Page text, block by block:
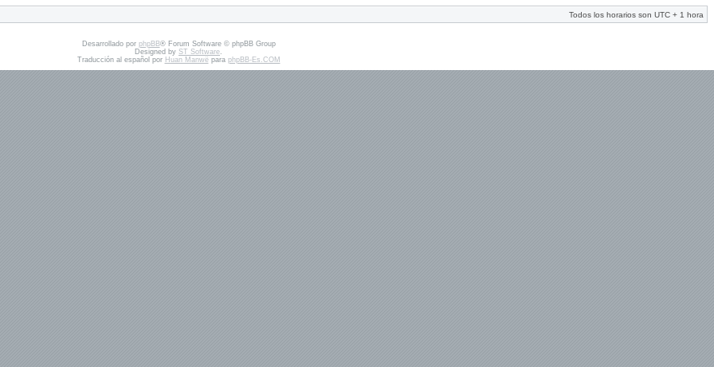
Todos los horarios son UTC + 1 hora
Desarrollado por phpBB® Forum Software © phpBB Group
Designed by ST Software.
Traducción al español por Huan Manwëpara phpBB-Es.COM